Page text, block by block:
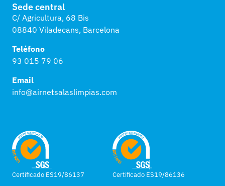
Sede central
C/ Agricultura, 68 Bis
08840 Viladecans, Barcelona
Teléfono
93 015 79 06
Email
info@airnetsalaslimpias.com
Certificado ES19/86137 Certificado ES19/86136